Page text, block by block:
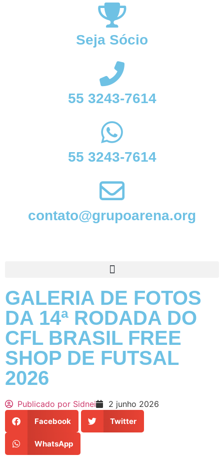
Seja Sócio
55 3243-7614
55 3243-7614
contato@grupoarena.org
GALERIA DE FOTOS
DA 14ª RODADA DO
CFL BRASIL FREE
SHOP DE FUTSAL
2026
Publicado por Sidnei 2 junho 2026
Facebook Twitter
WhatsApp